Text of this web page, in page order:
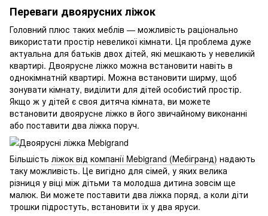
Переваги двоярусних ліжок
Головний плюс таких меблів — можливість раціонально
використати простір невеликої кімнати. Ця проблема дуже
актуальна для батьків двох дітей, які мешкають у невеликій
квартирі. Двоярусне ліжко можна встановити навіть в
однокімнатній квартирі. Можна встановити ширму, щоб
зонувати кімнату, виділити для дітей особистий простір.
Якщо ж у дітей є своя дитяча кімната, ви можете
встановити двоярусне ліжко в його звичайному виконанні
або поставити два ліжка поруч.
Більшість ліжок від компанії Mebigrand (Мебігранд) надають
таку можливість. Це вигідно для сімей, у яких велика
різниця у віці між дітьми та молодша дитина зовсім ще
малюк. Ви можете поставити два ліжка поряд, а коли діти
трошки підростуть, встановити їх у два яруси.